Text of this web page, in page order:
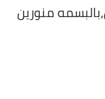
منورين